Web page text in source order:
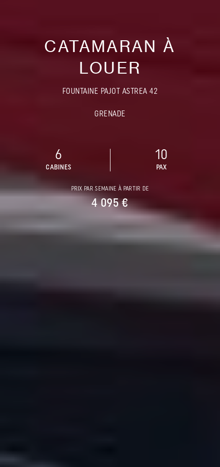
CATAMARAN À
LOUER
FOUNTAINE PAJOT ASTREA 42
GRENADE
6
CABINES
10
PAX
PRIX PAR SEMAINE À PARTIR DE
4 095 €